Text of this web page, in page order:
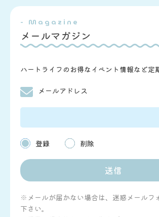
- Magazine
メールマガジン
ハートライフのお得なイベント情報など定
メールアドレス
登録 削除
※メールが届かない場合は、迷惑メールフ
下さい。